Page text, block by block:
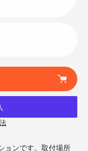
ョンです。取付場所